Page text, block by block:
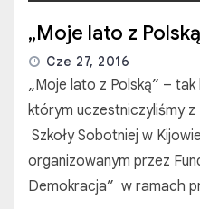
„Moje lato z
Cze 27, 2016
„Moje lato z Polską” –
którym uczestniczyliśmy z
Szkoły Sobotniej w
organizowanym przez
Demokracja” w ramach